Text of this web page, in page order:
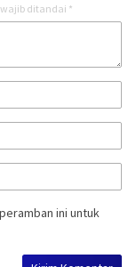
wajib ditandai *
ini untuk